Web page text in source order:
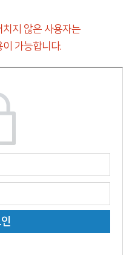
지 않은 사용자는
가능합니다.